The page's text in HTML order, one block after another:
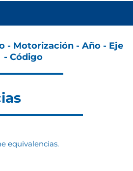
- Motorización - Año - Eje
- Código
equivalencias.